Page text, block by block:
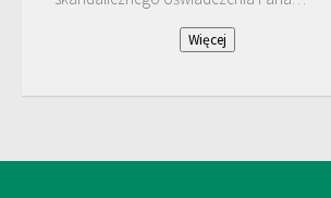
Januarego Bątkiewicza
Więcej